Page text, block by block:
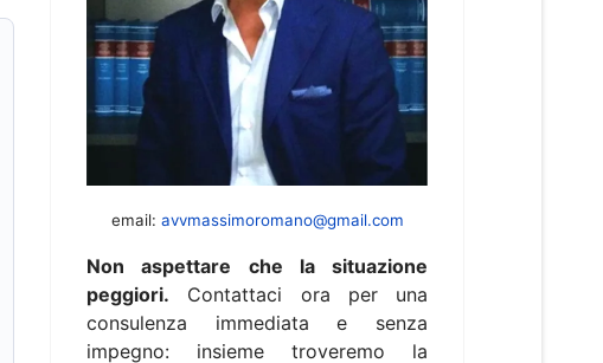
email: avvmassimoromano@gmail.com
Non aspettare che la situazione
peggiori. Contattaci ora per una
consulenza immediata e senza
impegno: insieme troveremo la